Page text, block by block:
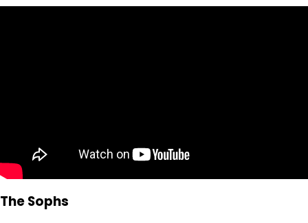
The Sophs